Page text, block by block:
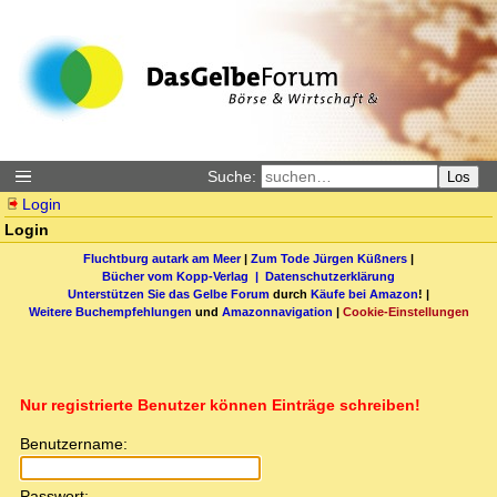
Suche: Los
Login
Login
Fluchtburg autark am Meer| Zum Tode Jürgen Küßners |
Bücher vom Kopp-Verlag | Datenschutzerklärung
Unterstützen Sie das Gelbe Forum durch Käufe bei Amazon! |
Weitere Buchempfehlungen und Amazonnavigation | Cookie-Einstellungen
Nur registrierte Benutzer können Einträge schreiben!
Benutzername: